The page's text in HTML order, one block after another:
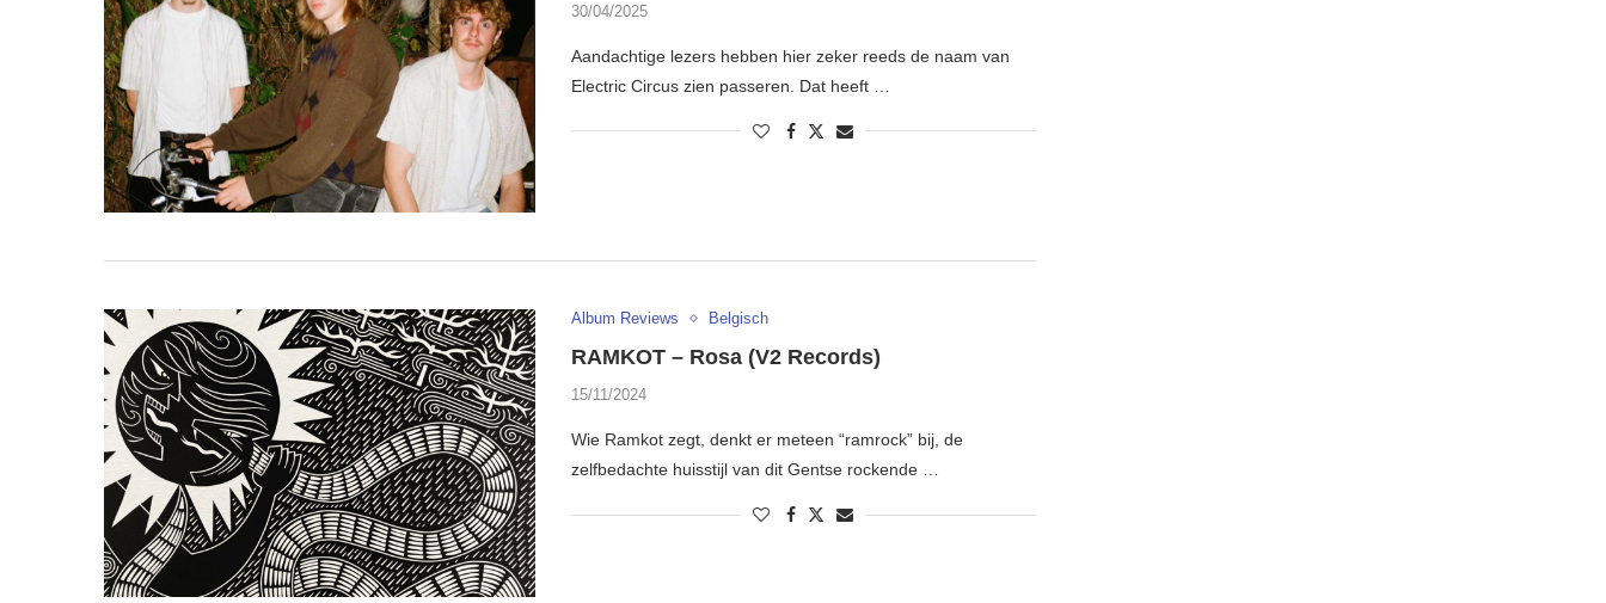
30/04/2025
Aandachtige lezers hebben hier zeker reeds de naam van
Electric Circus zien passeren. Dat heeft …
Album Reviews Belgisch
RAMKOT – Rosa (V2 Records)
15/11/2024
Wie Ramkot zegt, denkt er meteen “ramrock” bij, de
zelfbedachte huisstijl van dit Gentse rockende …